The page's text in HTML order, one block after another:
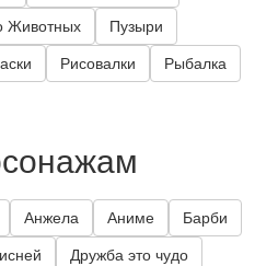
Животных Пузыри
Рисовалки Рыбалка
Анжела Аниме Барби
Дружба это чудо